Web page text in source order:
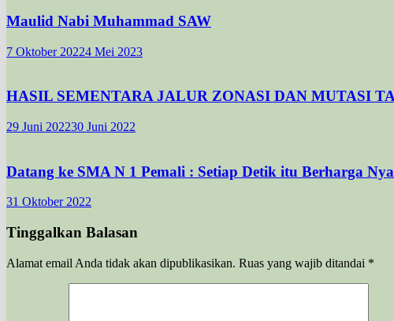
Maulid Nabi Muhammad SAW
7 Oktober 20224 Mei 2023
HASIL SEMENTARA JALUR ZONASI DAN MUTASI
29 Juni 202230 Juni 2022
Datang ke SMA N 1 Pemali : Setiap Detik itu Berharga
31 Oktober 2022
Tinggalkan Balasan
Alamat email Anda tidak akan dipublikasikan. Ruas yang wajib ditandai *